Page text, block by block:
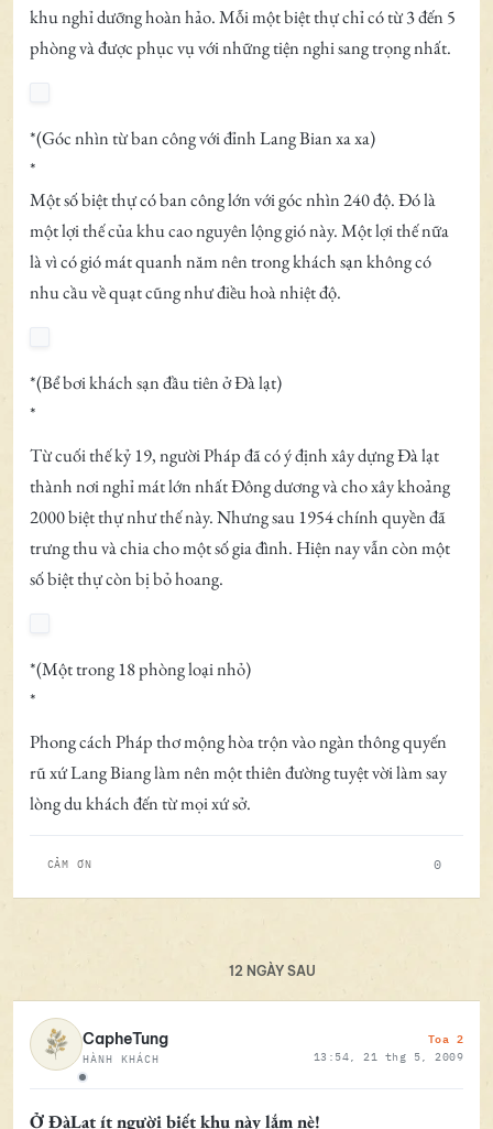
khu nghỉ dưỡng hoàn hảo. Mỗi một biệt thự chỉ có từ 3 đến 5
phòng và được phục vụ với những tiện nghi sang trọng nhất.
*(Góc nhìn từ ban công với đỉnh Lang Bian xa xa)
*
Một số biệt thự có ban công lớn với góc nhìn 240 độ. Đó là
một lợi thế của khu cao nguyên lộng gió này. Một lợi thế nữa
là vì có gió mát quanh năm nên trong khách sạn không có
nhu cầu về quạt cũng như điều hoà nhiệt độ.
*(Bể bơi khách sạn đầu tiên ở Đà lạt)
*
Từ cuối thế kỷ 19, người Pháp đã có ý định xây dựng Đà lạt
thành nơi nghỉ mát lớn nhất Đông dương và cho xây khoảng
2000 biệt thự như thế này. Nhưng sau 1954 chính quyền đã
trưng thu và chia cho một số gia đình. Hiện nay vẫn còn một
số biệt thự còn bị bỏ hoang.
*(Một trong 18 phòng loại nhỏ)
*
Phong cách Pháp thơ mộng hòa trộn vào ngàn thông quyến
rũ xứ Lang Biang làm nên một thiên đường tuyệt vời làm say
lòng du khách đến từ mọi xứ sở.
CẢM ƠN 0
12 NGÀY SAU
Ngoại tuyến
CapheTung
HÀNH KHÁCH
Toa 2
13:54, 21 thg 5, 2009
Ở ĐàLạt ít người biết khu này lắm nè!